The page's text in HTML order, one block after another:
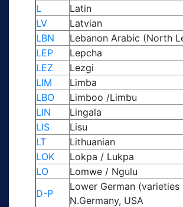
L
Latin
LV
Latvian
LBN
Lebanon Arabic (North
LEP
Lepcha
LEZ
Lezgi
LIM
Limba
LBO
Limboo /Limbu
LIN
Lingala
LIS
Lisu
LT
Lithuanian
LOK
Lokpa / Lukpa
LO
Lomwe / Ngulu
D-P
Lower German (varieties
N.Germany, USA